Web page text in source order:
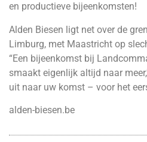
en productieve bijeenkomsten!
Alden Biesen ligt net over de
Limburg, met Maastricht op
“Een bijeenkomst bij
smaakt eigenlijk altijd naar
uit naar uw komst – voor het
alden-biesen.be